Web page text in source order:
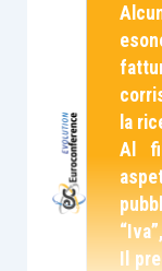
la
Al
Il